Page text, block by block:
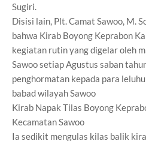
Sugiri.
Disisi lain, Plt. Camat Sawoo, M.
bahwa Kirab Boyong Keprabon
kegiatan rutin yang digelar oleh
Sawoo setiap Agustus saban
penghormatan kepada para
babad wilayah Sawoo
Kirab Napak Tilas Boyong
Kecamatan Sawoo
Ia sedikit mengulas kilas balik